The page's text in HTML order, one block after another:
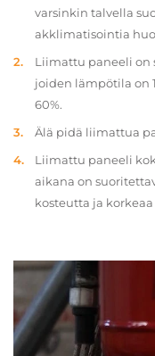
varsinkin talvella
akklimatisointia
Liimattu paneeli on
joiden lämpötila on
60%.
Älä pidä liimattua
Liimattu paneeli
aikana on
kosteutta ja